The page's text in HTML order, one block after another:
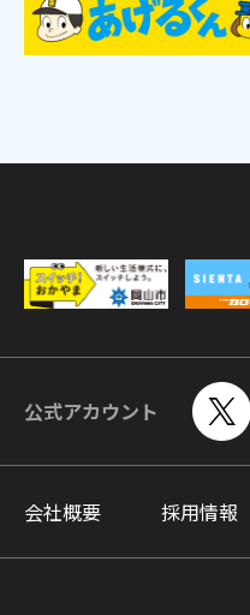
公式アカウント
会社概要 採用情報